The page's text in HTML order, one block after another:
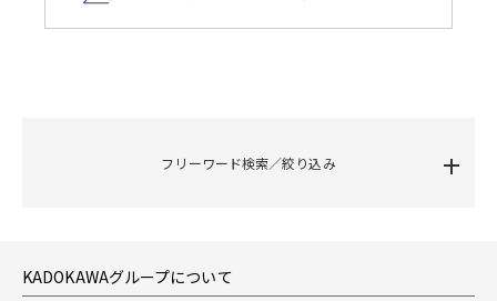
フリーワード検索／絞り込み
KADOKAWAグループについて